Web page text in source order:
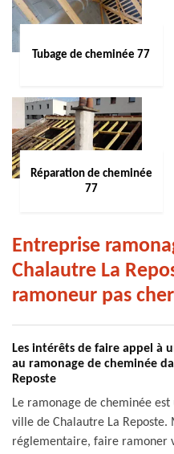
Tubage de cheminée 77
Réparation de cheminée
77
Entreprise
Chalautre La
ramoneur pas cher
Les intérêts de faire appel à
au ramonage de cheminée
Reposte
Le ramonage de cheminée
ville de Chalautre La Reposte.
réglementaire, faire ramoner